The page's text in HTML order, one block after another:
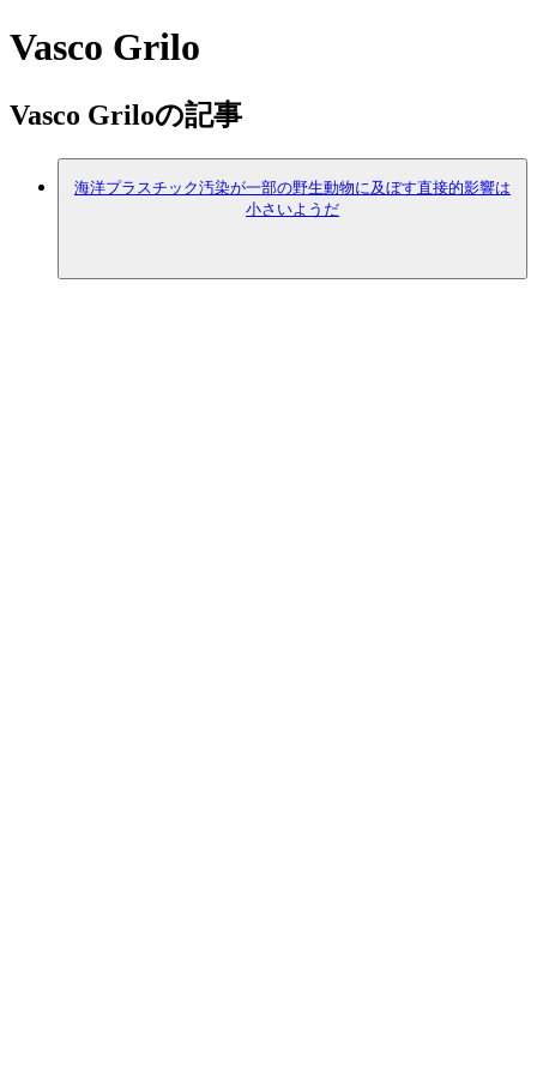
Vasco Grilo
Vasco Griloの記事
海洋プラスチック汚染が一部の野生動物に及ぼす直接的影響は
小さいようだ